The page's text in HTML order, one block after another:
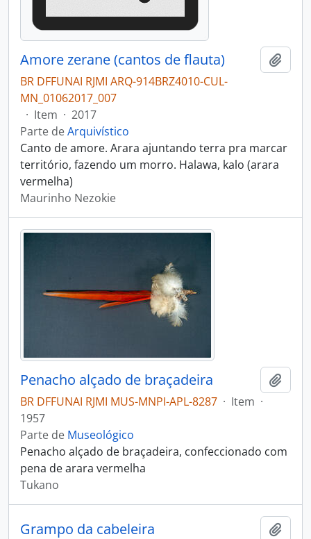
Amore zerane (cantos de flauta)
BR DFFUNAI RJMI ARQ-914BRZ4010-CUL-
MN_01062017_007
· Item · 2017
Parte deArquivístico
Canto de amore. Arara ajuntando terra pra marcar
território, fazendo um morro. Halawa, kalo (arara
vermelha)
Maurinho Nezokie
Penacho alçado de braçadeira
BR DFFUNAI RJMI MUS-MNPI-APL-8287 · Item ·
1957
Parte de Museológico
Penacho alçado de braçadeira, confeccionado com
pena de arara vermelha
Tukano
Grampo da cabeleira